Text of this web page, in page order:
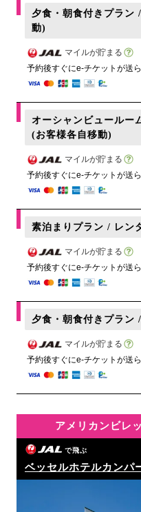
夕食・朝食付きプラン
動)
マイルが貯まる
予約後すぐにe-チケットが送
オーシャンビュールー
(お客様各自移動)
マイルが貯まる
予約後すぐにe-チケットが送
素泊まりプラン / レン
マイルが貯まる
予約後すぐにe-チケットが送
夕食・朝食付きプラン
マイルが貯まる
予約後すぐにe-チケットが送
アメリカンビレ
で飛ぶ
ベッセルホテルカンパ